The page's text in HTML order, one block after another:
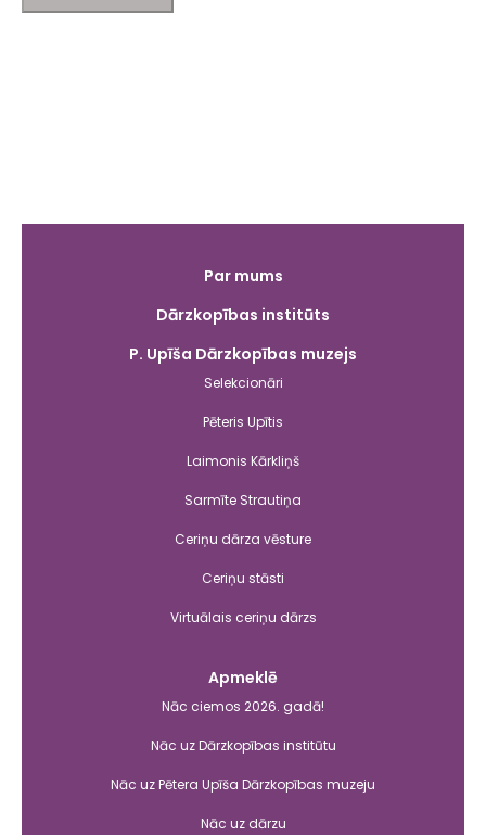
Par mums
Dārzkopības institūts
P. Upīša Dārzkopības muzejs
Selekcionāri
Pēteris Upītis
Laimonis Kārkliņš
Sarmīte Strautiņa
Ceriņu dārza vēsture
Ceriņu stāsti
Virtuālais ceriņu dārzs
Apmeklē
Nāc ciemos 2026. gadā!
Nāc uz Dārzkopības institūtu
Nāc uz Pētera Upīša Dārzkopības muzeju
Nāc uz dārzu